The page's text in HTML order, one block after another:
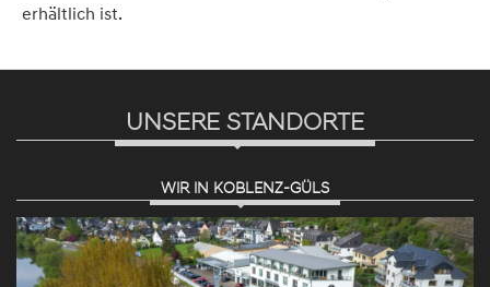
erhältlich ist.
UNSERE STANDORTE
WIR IN KOBLENZ-GÜLS